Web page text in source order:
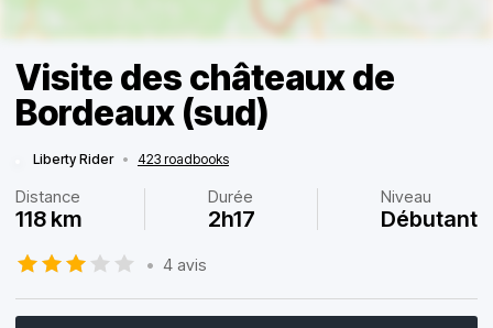
Visite des châteaux de
Bordeaux (sud)
Liberty Rider • 423 roadbooks
Distance
118 km
Durée
2h17
Niveau
Débutant
• 4 avis